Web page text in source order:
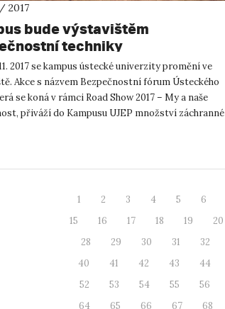
2017
bude výstavištěm
techniky
2017 se kampus ústecké univerzity promění ve
Akce s názvem Bezpečnostní fórum Ústeckého
se koná v rámci Road Show 2017 – My a naše
přiváží do Kampusu UJEP množství záchranné
1 2 3 4 5 6
15
16 17 18 19 20
28
29 30 31 32
40
41 42 43 44
52
53 54 55 56
64
65 66 67 68